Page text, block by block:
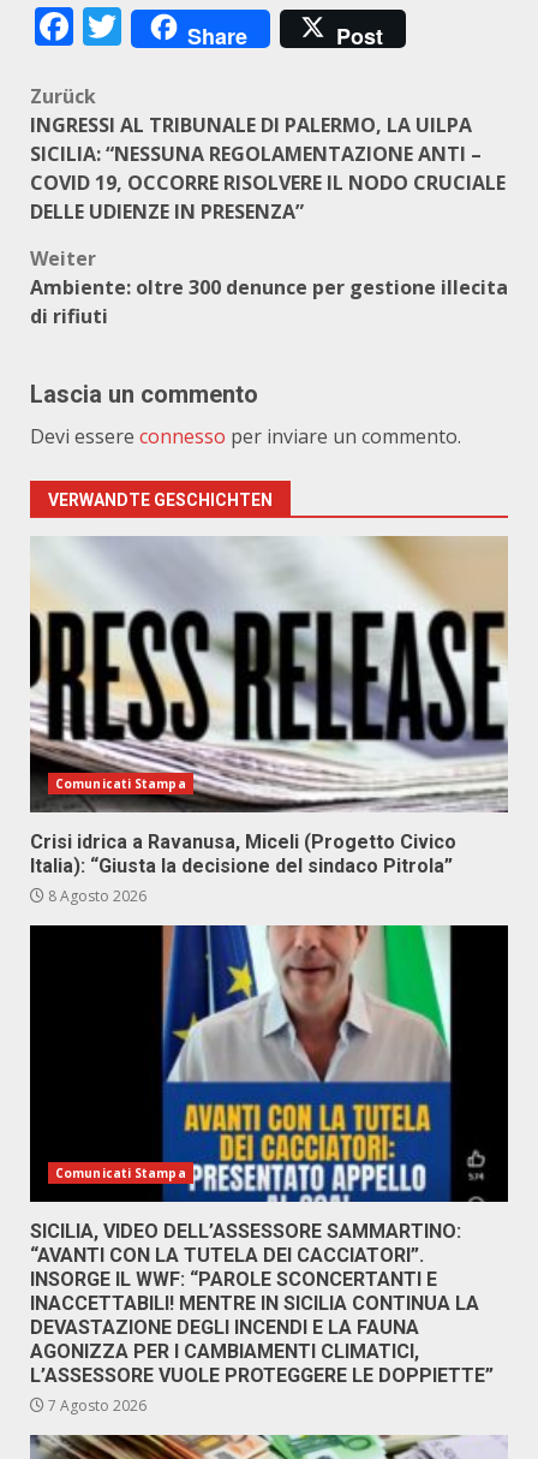
Facebook
Twitter
Share Post
Beitragsnavigation
Zurück
INGRESSI AL TRIBUNALE DI PALERMO, LA UILPA
SICILIA: “NESSUNA REGOLAMENTAZIONE ANTI –
COVID 19, OCCORRE RISOLVERE IL NODO CRUCIALE
DELLE UDIENZE IN PRESENZA”
Weiter
Ambiente: oltre 300 denunce per gestione illecita
di rifiuti
Lascia un commento
Devi essere connesso per inviare un commento.
VERWANDTE GESCHICHTEN
Comunicati Stampa
Crisi idrica a Ravanusa, Miceli (Progetto Civico
Italia): “Giusta la decisione del sindaco Pitrola”
8 Agosto 2026
Comunicati Stampa
SICILIA, VIDEO DELL’ASSESSORE SAMMARTINO:
“AVANTI CON LA TUTELA DEI CACCIATORI”.
INSORGE IL WWF: “PAROLE SCONCERTANTI E
INACCETTABILI! MENTRE IN SICILIA CONTINUA LA
DEVASTAZIONE DEGLI INCENDI E LA FAUNA
AGONIZZA PER I CAMBIAMENTI CLIMATICI,
L’ASSESSORE VUOLE PROTEGGERE LE DOPPIETTE”
7 Agosto 2026